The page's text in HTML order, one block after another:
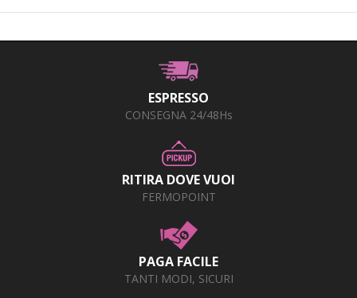
ESPRESSO
CONSEGNA 24/48Hs
RITIRA DOVE VUOI
FERMOPOINT
PAGA FACILE
TANTI MODI, SICURI